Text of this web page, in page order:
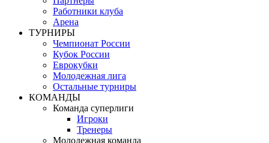
Работники клуба
Арена
ТУРНИРЫ
Чемпионат России
Кубок России
Еврокубки
Молодежная лига
Остальные турниры
КОМАНДЫ
Команда суперлиги
Игроки
Тренеры
Молодежная команда